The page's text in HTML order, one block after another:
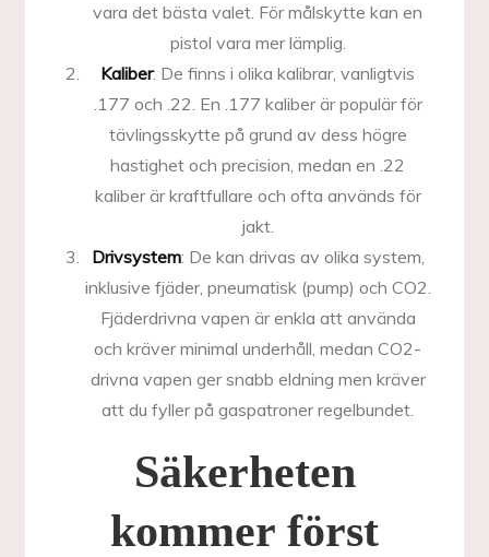
vara det bästa valet. För målskytte kan en
pistol vara mer lämplig.
Kaliber: De finns i olika kalibrar, vanligtvis
.177 och .22. En .177 kaliber är populär för
tävlingsskytte på grund av dess högre
hastighet och precision, medan en .22
kaliber är kraftfullare och ofta används för
jakt.
Drivsystem: De kan drivas av olika system,
inklusive fjäder, pneumatisk (pump) och CO2.
Fjäderdrivna vapen är enkla att använda
och kräver minimal underhåll, medan CO2-
drivna vapen ger snabb eldning men kräver
att du fyller på gaspatroner regelbundet.
Säkerheten
kommer först